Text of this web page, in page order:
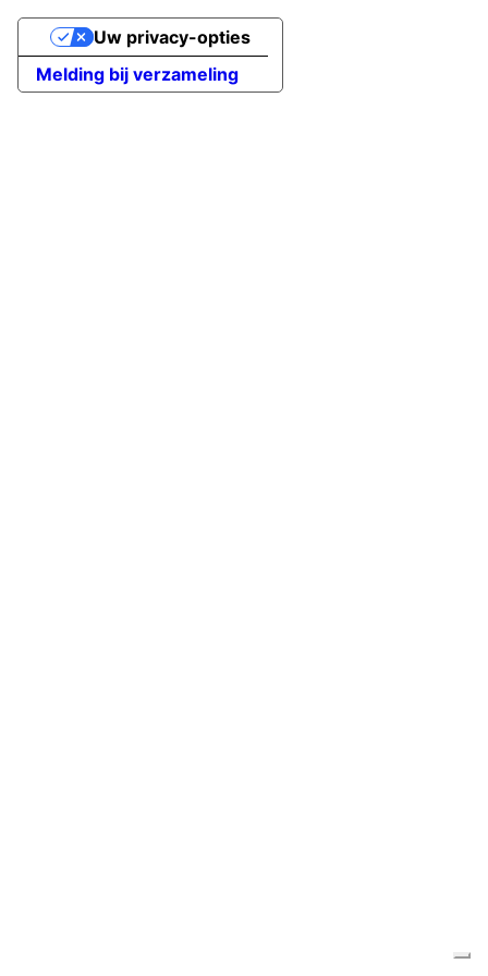
Melding bij verzameling
Uw privacy-opties